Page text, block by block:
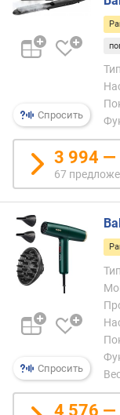
у
р
е
ж
и
й
м
о
щ
н
с
т
(
В
т
Спросить
3 994 —
67
Спросить
4 576 —